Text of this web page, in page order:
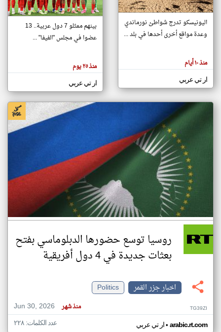
تغيير الدولة
اخبار جزر القمر على مدار الساعة
أهم اخبار جزر القمر العاجلة والمباشرة
هنا عن
وجهة
كاتبيها.
اليونيسكو تدرج شواطئ نورماندي
وعدة مواقع أخرى أحدها في بلد ...
منذ ١٠ أيام
ار تي عربي
بينهم ممثلو 7 دول عربية.. 13
عضوا في مجلس "الفيفا" ...
منذ ٢٥ يوم
ار تي عربي
روسيا توسع حضورها الدبلوماسي بفتح
بعثات جديدة في 4 دول أفريقية
اخبار جزر القمر
Politics
Jun 30, 2026
منذ شهر TG39ZI
ار تي عربي• arabic.rt.com عدد الكلمات: ٢٢٨
klyoum.com